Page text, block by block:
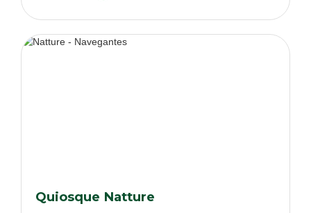
Quiosque Natture